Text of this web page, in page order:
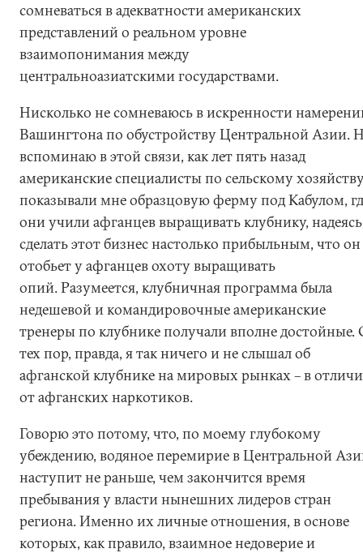
сомневаться в адекватности американских
представлений о реальном уровне
взаимопонимания между
центральноазиатскими государствами.
Нисколько не сомневаюсь в искренности
Вашингтона по обустройству Центральной Азии.
вспоминаю в этой связи, как лет пять назад
американские специалисты по сельскому
показывали мне образцовую ферму под Кабулом,
они учили афганцев выращивать клубнику, надеясь
сделать этот бизнес настолько прибыльным, что он
отобьет у афганцев охоту выращивать
опий. Разумеется, клубничная программа была
недешевой и командировочные американские
тренеры по клубнике получали вполне достойные.
тех пор, правда, я так ничего и не слышал об
афганской клубнике на мировых рынках – в
от афганских наркотиков.
Говорю это потому, что, по моему глубокому
убеждению, водяное перемирие в Центральной
наступит не раньше, чем закончится время
пребывания у власти нынешних лидеров стран
региона. Именно их личные отношения, в основе
которых, как правило, взаимное недоверие и